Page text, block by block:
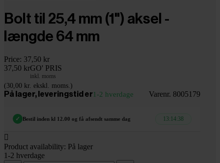
Bolt til 25,4 mm (1") aksel -
længde 64 mm
Price: 37,50 kr
37,50 krGO' PRIS
inkl. moms
(30,00 kr. ekskl. moms.)
På lager, leveringstid er1-2 hverdage Varenr. 8005179
✓ Bestil inden kl 12.00 og få afsendt samme dag 13:14:36

Product availability: På lager
1-2 hverdage